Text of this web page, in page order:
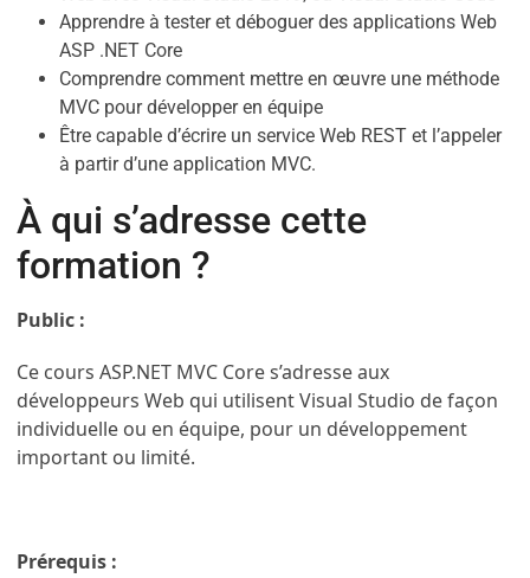
Apprendre à tester et déboguer des applications Web
ASP .NET Core
Comprendre comment mettre en œuvre une méthode
MVC pour développer en équipe
Être capable d’écrire un service Web REST et l’appeler
à partir d’une application MVC.
À qui s’adresse cette
formation ?
Public :
Ce cours ASP.NET MVC Core s’adresse aux
développeurs Web qui utilisent Visual Studio de façon
individuelle ou en équipe, pour un développement
important ou limité.
Prérequis :